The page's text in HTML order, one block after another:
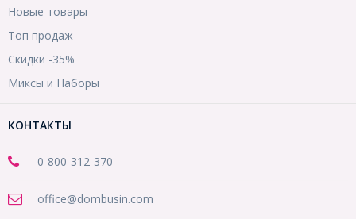
Новые товары
Топ продаж
Скидки -35%
Миксы и Наборы
КОНТАКТЫ
0-800-312-370
office@dombusin.com